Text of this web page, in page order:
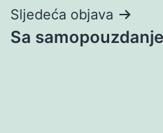
Sljedeća objava
Sa